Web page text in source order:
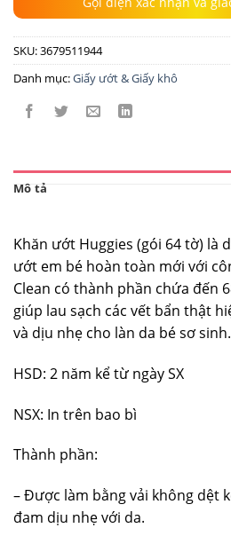
SKU:3679511944
Danh mục:Giấy ướt & Giấy khô
Mô tả
Khăn ướt Huggies (gói 64 tờ) là
ướt em bé hoàn toàn mới với
Clean có thành phần chứa đến
giúp lau sạch các vết bẩn thật
và dịu nhẹ cho làn da bé sơ sinh.
HSD: 2 năm kể từ ngày SX
NSX: In trên bao bì
Thành phần:
– Được làm bằng vải không dệt
đam dịu nhẹ với da.